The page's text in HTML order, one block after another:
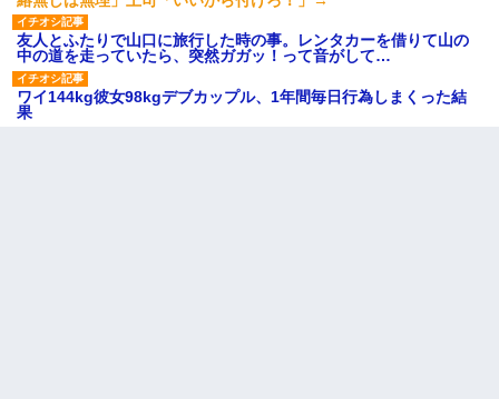
友人とふたりで山口に旅行した時の事。レンタカーを借りて山の
中の道を走っていたら、突然ガガッ！って音がして…
ワイ144kg彼女98kgデブカップル、1年間毎日行為しまくった結
果